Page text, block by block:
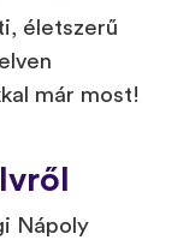
életszerű
már most!
Nápoly